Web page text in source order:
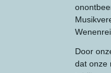
Door
dat onze